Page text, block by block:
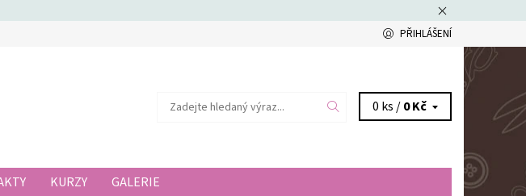
PŘIHLÁŠENÍ
0 ks /0 Kč
KURZY GALERIE